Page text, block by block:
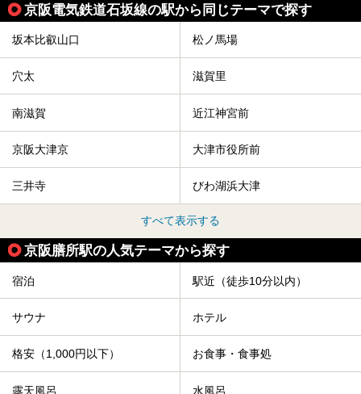
京阪電気鉄道石坂線の駅から同じテーマで探す
坂本比叡山口 松ノ馬場
穴太 滋賀里
南滋賀 近江神宮前
京阪大津京 大津市役所前
三井寺 びわ湖浜大津
すべて表示する
京阪膳所駅の人気テーマから探す
宿泊 駅近（徒歩10分以内）
サウナ ホテル
格安（1,000円以下） お食事・食事処
露天風呂 水風呂